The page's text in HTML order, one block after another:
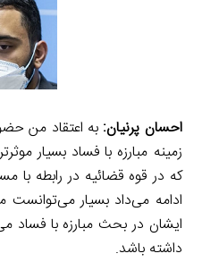
احسان پرنیان: به اعتقاد من
زمینه مبارزه با فساد بسیار
که در قوه قضائیه در رابطه با
ادامه می‌داد بسیار می‌توانست
ایشان در بحث مبارزه با فساد
داشته باشد.